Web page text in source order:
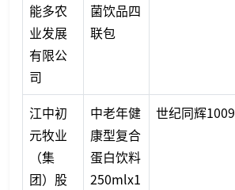
能多农
业发展
有限公
司
菌饮品四
联包
江中初
元牧业
（集
团）股
中老年健
康型复合
蛋白饮料
250mlx1
世纪同辉1009